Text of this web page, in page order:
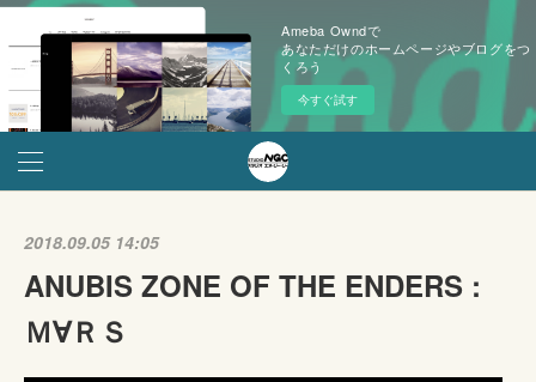
Ameba Owndで
あなただけのホームページやブログをつ
くろう
今すぐ試す
2018.09.05 14:05
ANUBIS ZONE OF THE ENDERS :
Ｍ∀ＲＳ